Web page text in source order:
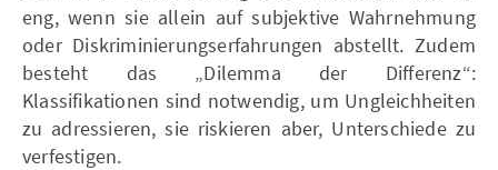
eng, wenn sie allein auf subjektive Wahrnehmung
oder Diskriminierungserfahrungen abstellt. Zudem
besteht das „Dilemma der Differenz“:
Klassifikationen sind notwendig, um Ungleichheiten
zu adressieren, sie riskieren aber, Unterschiede zu
verfestigen.